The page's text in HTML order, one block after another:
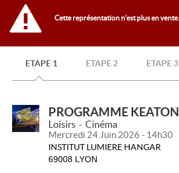
Retour
l'accueil
Cette représentation n'est plus en vente.
ETAPE 1 ETAPE 2 ETAPE 3
PROGRAMME KEATON
Loisirs Cinéma
Mercredi 24 Juin 2026 - 14h30
INSTITUT LUMIERE HANGAR
69008 LYON